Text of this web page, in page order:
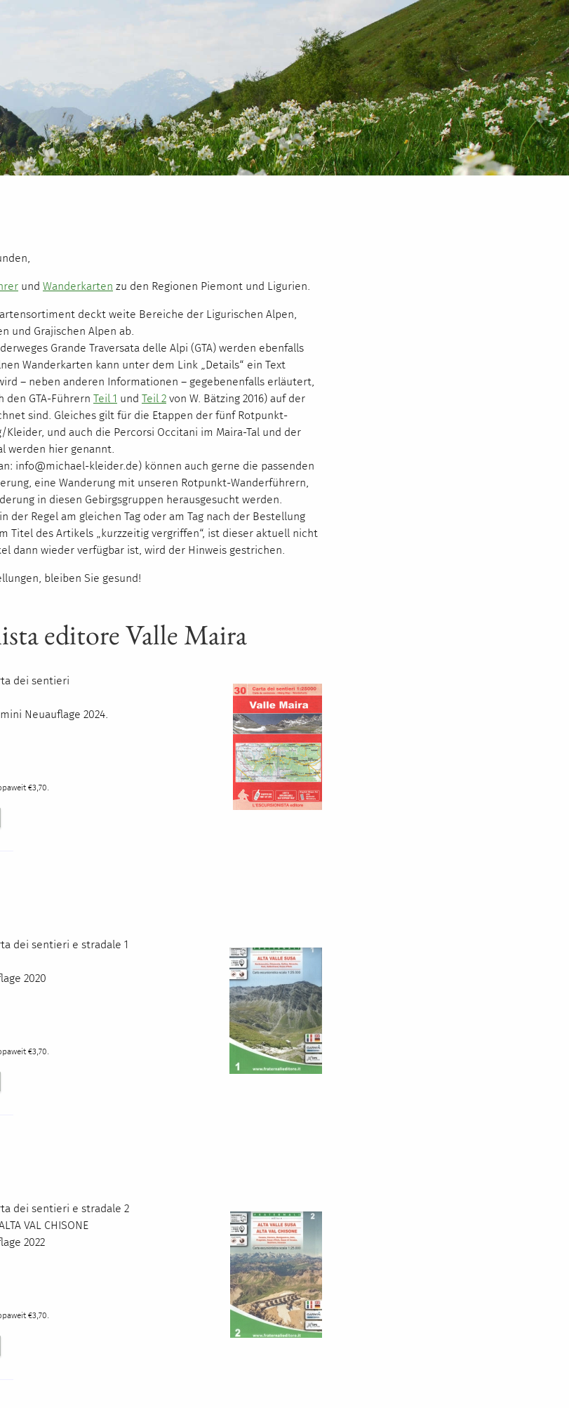
,
und Wanderkarten zu den Regionen Piemont und Ligurien.
deckt weite Bereiche der Ligurischen Alpen,
und Grajischen Alpen ab.
Grande Traversata delle Alpi (GTA) werden ebenfalls
Wanderkarten kann unter dem Link „Details“ ein Text
– neben anderen Informationen – gegebenenfalls erläutert,
den GTA-Führern Teil 1 und Teil 2 von W. Bätzing 2016) auf der
sind. Gleiches gilt für die Etappen der fünf Rotpunkt-
und auch die Percorsi Occitani im Maira-Tal und der
werden hier genannt.
info@michael-kleider.de) können auch gerne die passenden
eine Wanderung mit unseren Rotpunkt-Wanderführern,
in diesen Gebirgsgruppen herausgesucht werden.
der Regel am gleichen Tag oder am Tag nach der Bestellung
Titel des Artikels „kurzzeitig vergriffen“, ist dieser aktuell nicht
dann wieder verfügbar ist, wird der Hinweis gestrichen.
bleiben Sie gesund!
editore Valle Maira
dei sentieri
Neuauflage 2024
€3,70.
dei sentieri e stradale 1
2020
€3,70.
dei sentieri e stradale 2
VAL CHISONE
2022
€3,70.